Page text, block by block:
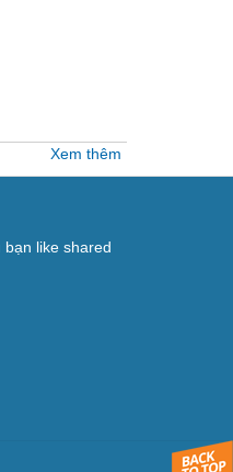
Xem thêm
bạn like shared